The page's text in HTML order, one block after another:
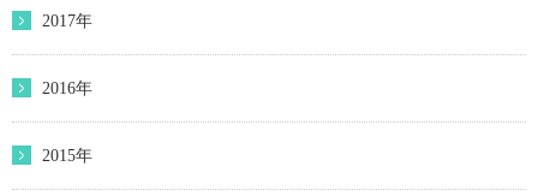
2017年
2016年
2015年